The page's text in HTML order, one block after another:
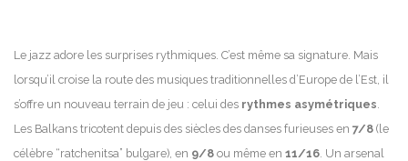
Le jazz adore les surprises rythmiques. C’est même sa signature. Mais
lorsqu’il croise la route des musiques traditionnelles d’Europe de l’Est, il
s’offre un nouveau terrain de jeu : celui des rythmes asymétriques
Les Balkans tricotent depuis des siècles des danses furieuses en 7/8 (le
célèbre “ratchenitsa” bulgare), en 9/8 ou même en 11/16 . Un arsenal